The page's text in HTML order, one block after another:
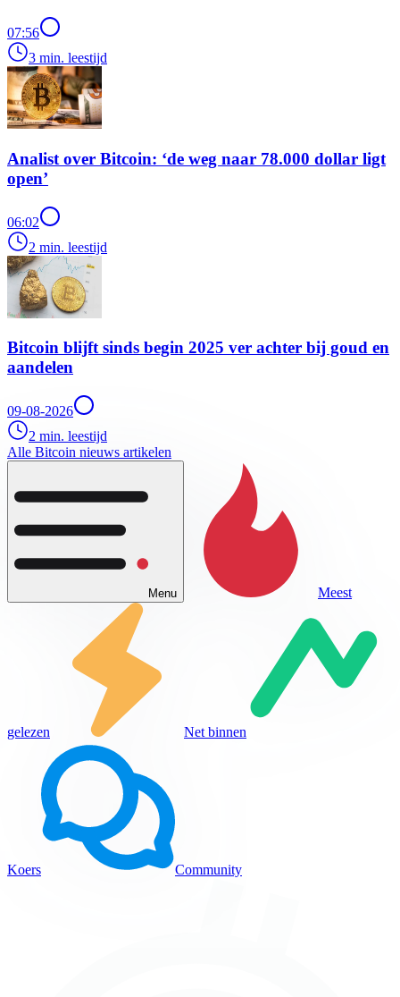
07:56
3 min. leestijd
Analist over Bitcoin: ‘de weg naar 78.000 dollar ligt
open’
06:02
2 min. leestijd
Bitcoin blijft sinds begin 2025 ver achter bij goud en
aandelen
09-08-2026
2 min. leestijd
Alle Bitcoin nieuws artikelen
Menu Meest
gelezen Net binnen
Koers Community